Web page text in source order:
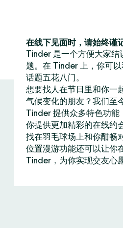
在线下见面时，请始终谨
Tinder 是一个方便大家结
题。在 Tinder 上，你可
话题五花八门。
想要找人在节日里和你一
气候变化的朋友？我们至
Tinder 提供众多特色功能
你提供更加精彩的在线约
找在羽毛球场上和你酣畅
位置漫游功能还可以让你
Tinder，为你实现交友心